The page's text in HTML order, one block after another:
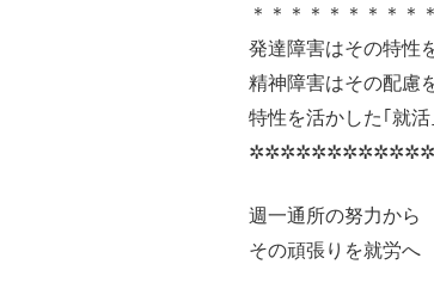
＊＊＊＊＊＊＊＊＊
発達障害はその特性
精神障害はその配慮
特性を活かした｢就
週一通所の努力から
その頑張りを就労へ